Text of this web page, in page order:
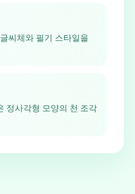
씨체와 필기 스타일을
정사각형 모양의 천 조각